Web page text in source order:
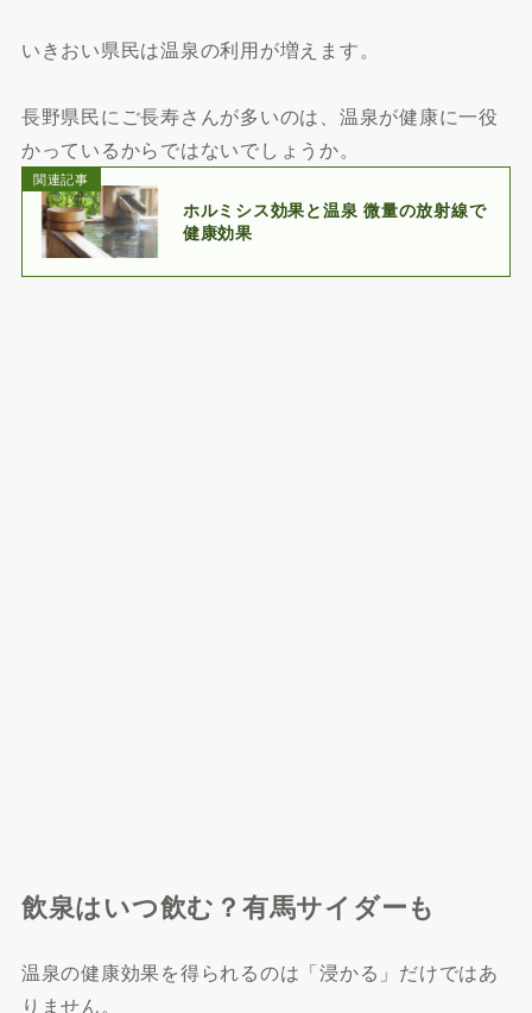
いきおい県民は温泉の利用が増えます。
長野県民にご長寿さんが多いのは、温泉が健康に一役
かっているからではないでしょうか。
関連記事
ホルミシス効果と温泉 微量の放射線で
健康効果
飲泉はいつ飲む？有馬サイダーも
温泉の健康効果を得られるのは「浸かる」だけではあ
りません。